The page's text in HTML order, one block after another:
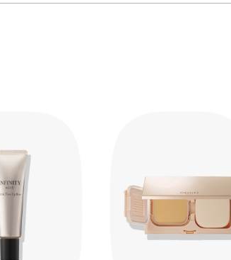
ンプ側の先に空気がたまると中身が出にくくなり
ください。
する際はキャップを下にして立てておいてくださ
すと空気が入り、中身が出にくくなりますので、
キャップをきちんとしめてください。